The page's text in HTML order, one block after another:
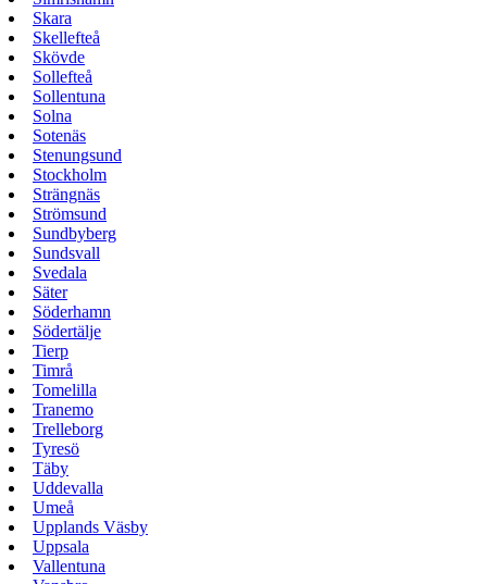
Skara
Skellefteå
Skövde
Sollefteå
Sollentuna
Solna
Sotenäs
Stenungsund
Stockholm
Strängnäs
Strömsund
Sundbyberg
Sundsvall
Svedala
Säter
Söderhamn
Södertälje
Tierp
Timrå
Tomelilla
Tranemo
Trelleborg
Tyresö
Täby
Uddevalla
Umeå
Upplands Väsby
Uppsala
Vallentuna